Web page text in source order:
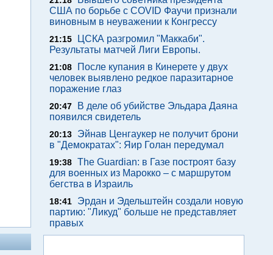
США по борьбе с COVID Фаучи признали
виновным в неуважении к Конгрессу
21:15
ЦСКА разгромил "Маккаби".
Результаты матчей Лиги Европы.
21:08
После купания в Кинерете у двух
человек выявлено редкое паразитарное
поражение глаз
20:47
В деле об убийстве Эльдара Даяна
появился свидетель
20:13
Эйнав Ценгаукер не получит брони
в "Демократах": Яир Голан передумал
19:38 The Guardian: в Газе построят базу
для военных из Марокко – с маршрутом
бегства в Израиль
18:41
Эрдан и Эдельштейн создали новую
партию: "Ликуд" больше не представляет
правых